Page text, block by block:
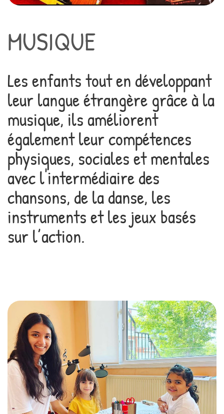
MUSIQUE
Les enfants tout en développant
leur langue étrangère grâce à la
musique, ils améliorent
également leur compétences
physiques, sociales et mentales
avec l'intermédiaire des
chansons, de la danse, les
instruments et les jeux basés
sur l’action.